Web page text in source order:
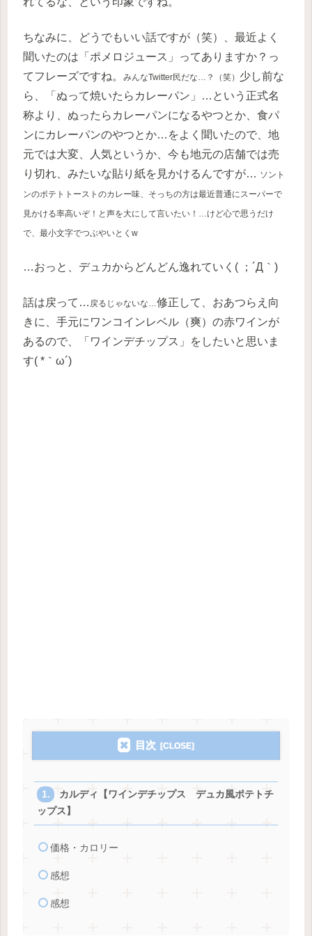
ちなみに、どうでもいい話ですが（笑）、最近よく
聞いたのは「ポメロジュース」ってありますか？っ
てフレーズですね。
みんなTwitter民だな…？（笑） 少し前な
ら、「ぬって焼いたらカレーパン」…という正式名
称より、ぬったらカレーパンになるやつとか、食パ
ンにカレーパンのやつとか…をよく聞いたので、地
元では大変、人気というか、今も地元の店舗では売
り切れ、みたいな貼り紙を見かけるんですが… ソント
ンのポテトトーストのカレー味、そっちの方は最近普通にスーパーで
見かける率高いぞ！と声を大にして言いたい！…けど心で思うだけ
で、最小文字でつぶやいとくw
…おっと、デュカからどんどん逸れていく( ；´Д｀)
話は戻って… 戻るじゃないな… 修正して、おあつらえ向
きに、手元にワンコインレベル（爽）の赤ワインが
あるので、「ワインデチップス」をしたいと思いま
す( *｀ω´)
目次
カルディ【ワインデチップス デュカ風ポテトチ
ップス】
価格・カロリー
感想
感想